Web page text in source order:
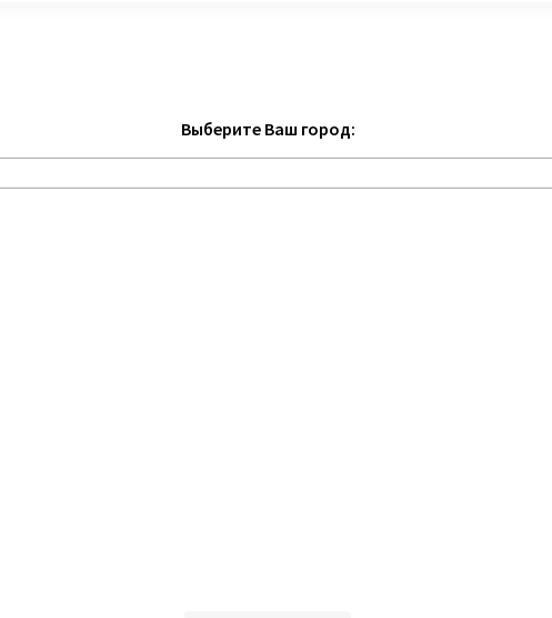
Выберите Ваш город: